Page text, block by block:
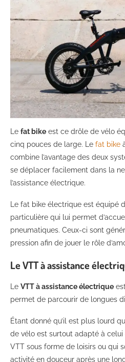
Le fat bike est ce drôle de vélo
cinq pouces de large. Le fat bike
combine l’avantage des deux
se déplacer facilement dans la
l’assistance électrique.
Le fat bike électrique est équipé
particulière qui lui permet
pneumatiques. Ceux-ci sont
pression afin de jouer le rôle
Le VTT à assistance
Le VTT à assistance électrique
permet de parcourir de longues
Étant donné qu’il est plus lourd
de vélo est surtout adapté à
VTT sous forme de loisirs ou qui
activité en douceur après une